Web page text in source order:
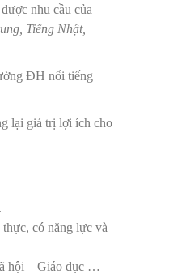
nhu cầu của
Tiếng Nhật,
ĐH nổi tiếng
lại giá trị lợi ích cho
có năng lực và
hội – Giáo dục …